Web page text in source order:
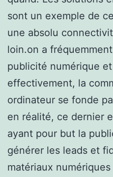
sont un exemple de
une absolu
loin.on a
publicité numérique
effectivement, la
ordinateur se fonde
en réalité, ce dernier
ayant pour but la
générer les leads et
matériaux